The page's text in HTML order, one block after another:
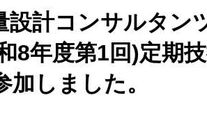
設計コンサルタン
年度第1回)定期
しました。